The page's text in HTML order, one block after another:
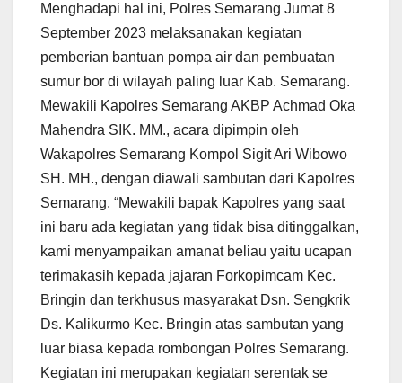
Menghadapi hal ini, Polres Semarang Jumat 8
September 2023 melaksanakan kegiatan
pemberian bantuan pompa air dan pembuatan
sumur bor di wilayah paling luar Kab. Semarang.
Mewakili Kapolres Semarang AKBP Achmad Oka
Mahendra SIK. MM., acara dipimpin oleh
Wakapolres Semarang Kompol Sigit Ari Wibowo
SH. MH., dengan diawali sambutan dari Kapolres
Semarang. “Mewakili bapak Kapolres yang saat
ini baru ada kegiatan yang tidak bisa ditinggalkan,
kami menyampaikan amanat beliau yaitu ucapan
terimakasih kepada jajaran Forkopimcam Kec.
Bringin dan terkhusus masyarakat Dsn. Sengkrik
Ds. Kalikurmo Kec. Bringin atas sambutan yang
luar biasa kepada rombongan Polres Semarang.
Kegiatan ini merupakan kegiatan serentak se